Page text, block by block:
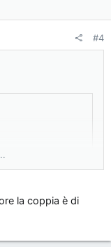
#4
Ã¨ la SL 65
cliente. velocita
[8D]
la coppia è di